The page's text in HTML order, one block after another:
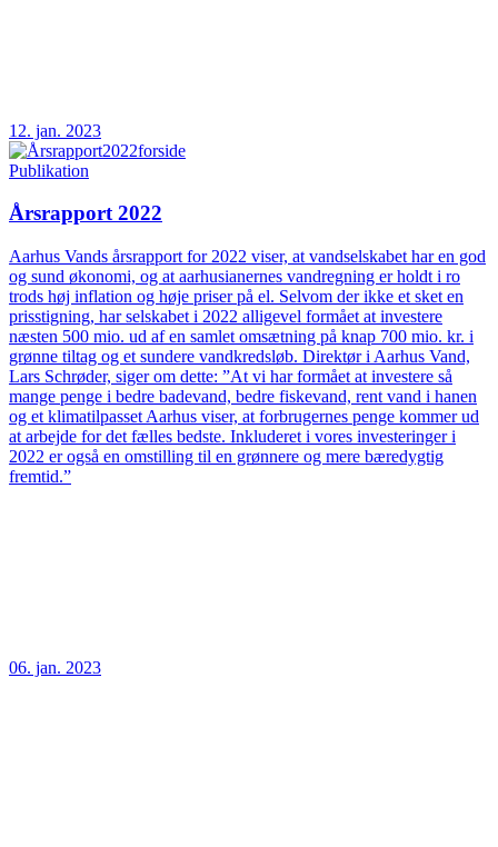
12. jan. 2023
Publikation
Årsrapport 2022
Aarhus Vands årsrapport for 2022 viser, at vandselskabet har en god
og sund økonomi, og at aarhusianernes vandregning er holdt i ro
trods høj inflation og høje priser på el. Selvom der ikke et sket en
prisstigning, har selskabet i 2022 alligevel formået at investere
næsten 500 mio. ud af en samlet omsætning på knap 700 mio. kr. i
grønne tiltag og et sundere vandkredsløb. Direktør i Aarhus Vand,
Lars Schrøder, siger om dette: ”At vi har formået at investere så
mange penge i bedre badevand, bedre fiskevand, rent vand i hanen
og et klimatilpasset Aarhus viser, at forbrugernes penge kommer ud
at arbejde for det fælles bedste. Inkluderet i vores investeringer i
2022 er også en omstilling til en grønnere og mere bæredygtig
fremtid.”
06. jan. 2023